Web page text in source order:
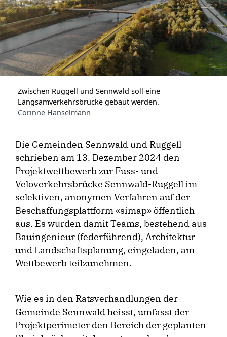
Zwischen Ruggell und Sennwald soll eine
Langsamverkehrsbrücke gebaut werden.
Corinne Hanselmann
Die Gemeinden Sennwald und Ruggell
schrieben am 13. Dezember 2024 den
Projektwettbewerb zur Fuss- und
Veloverkehrsbrücke Sennwald-Ruggell im
selektiven, anonymen Verfahren auf der
Beschaffungsplattform «simap» öffentlich
aus. Es wurden damit Teams, bestehend aus
Bauingenieur (federführend), Architektur
und Landschaftsplanung, eingeladen, am
Wettbewerb teilzunehmen.
Wie es in den Ratsverhandlungen der
Gemeinde Sennwald heisst, umfasst der
Projektperimeter den Bereich der geplanten